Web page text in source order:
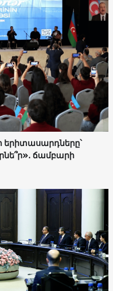
երիտասարդները՝
ճամբարի